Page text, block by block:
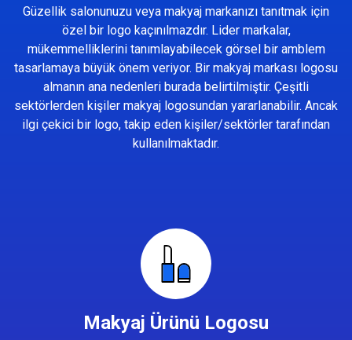
Güzellik salonunuzu veya makyaj markanızı tanıtmak için
özel bir logo kaçınılmazdır. Lider markalar,
mükemmelliklerini tanımlayabilecek görsel bir amblem
tasarlamaya büyük önem veriyor. Bir makyaj markası logosu
almanın ana nedenleri burada belirtilmiştir. Çeşitli
sektörlerden kişiler makyaj logosundan yararlanabilir. Ancak
ilgi çekici bir logo, takip eden kişiler/sektörler tarafından
kullanılmaktadır.
Makyaj Ürünü Logosu